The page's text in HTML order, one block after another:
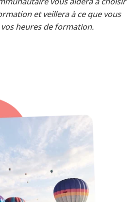
et veillera à ce que vous
heures de formation.